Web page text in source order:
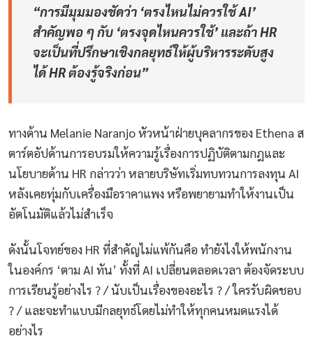
“การมีมุมมองชัดว่า ‘ตรงไหนไม่ควรใช้ AI’
สำคัญพอ ๆ กับ ‘ตรงจุดไหนควรใช้’ และถ้า HR
จะเป็นที่ปรึกษาเชิงกลยุทธ์ให้ผู้บริหารระดับสูง
ได้ HR ต้องรู้จริงก่อน”
ทางด้าน Melanie Naranjo หัวหน้าฝ่ายบุคลากรของ Ethena ส
ตาร์ตอัปด้านการอบรมให้ความรู้เรื่องการปฏิบัติตามกฎและ
นโยบายด้าน HR กล่าวว่า หลายบริษัทเริ่มทบทวนการลงทุน AI
หลังเคยทุ่มกับเครื่องมือราคาแพง หรือพยายามทำให้งานเป็น
อัตโนมัติแล้วไม่สำเร็จ
ดังนั้นโจทย์ของ HR ที่สำคัญไม่แพ้กันคือ ทำยังไงให้พนักงาน
ในองค์กร ‘ตาม AI ทัน’ ทั้งที่ AI เปลี่ยนตลอดเวลา ต้องจัดระบบ
การเรียนรู้อย่างไร ? / นับเป็นเรื่องของอะไร ? / ใครรับผิดชอบ
? / และจะทำแบบมีกลยุทธ์โดยไม่ทำให้ทุกคนหมดแรงได้
อย่างไร